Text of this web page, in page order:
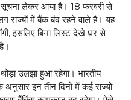
लेकर आया है। 18 फरवरी से
में बैंक बंद रहने वाले हैं। यह
इसलिए बिना लिस्ट देखे घर से
उलझा हुआ रहेगा। भारतीय
इन तीन दिनों में कई राज्यों